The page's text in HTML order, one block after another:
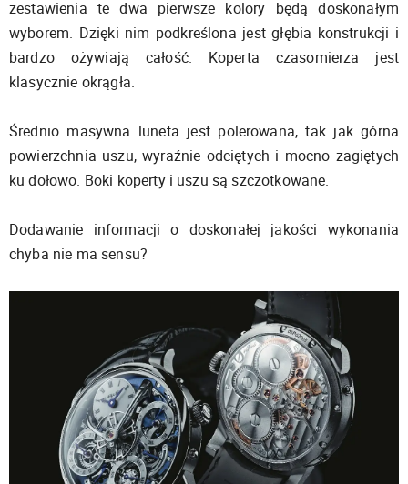
zestawienia te dwa pierwsze kolory będą doskonałym
wyborem. Dzięki nim podkreślona jest głębia konstrukcji i
bardzo ożywiają całość. Koperta czasomierza jest
klasycznie okrągła.
Średnio masywna luneta jest polerowana, tak jak górna
powierzchnia uszu, wyraźnie odciętych i mocno zagiętych
ku dołowo. Boki koperty i uszu są szczotkowane.
Dodawanie informacji o doskonałej jakości wykonania
chyba nie ma sensu?